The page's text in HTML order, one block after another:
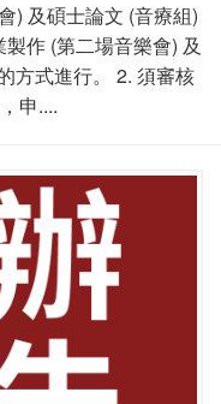
) 及碩士論文 (音療組)
作 (第二場音樂會) 及
方式進行。 2. 須審核
申....